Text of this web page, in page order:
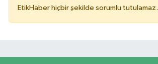
EtikHaber hiçbir şekilde sorumlu tutulamaz.